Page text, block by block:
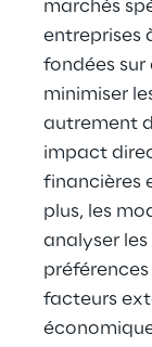
marchés
entreprises
fondées sur
minimiser
autrement
impact
financières
plus, les
analyser
facteurs